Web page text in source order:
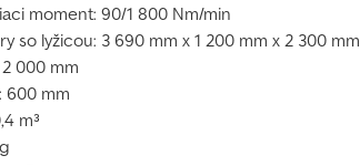
moment: 90/1 800 Nm/min
so lyžicou: 3 690 mm x 1 200 mm x 2 300 mm
000 mm
600 mm
m³